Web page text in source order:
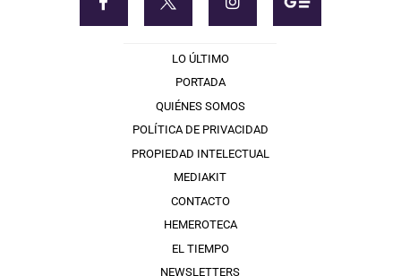
LO ÚLTIMO
PORTADA
QUIÉNES SOMOS
POLÍTICA DE PRIVACIDAD
PROPIEDAD INTELECTUAL
MEDIAKIT
CONTACTO
HEMEROTECA
EL TIEMPO
NEWSLETTERS